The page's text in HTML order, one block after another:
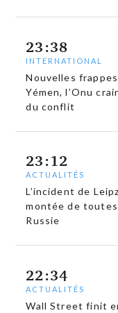
23:38
INTERNATIONAL
Nouvelles
Yémen, l’Onu
du conflit
23:12
ACTUALITÉS
L’incident de
montée de toutes
Russie
22:34
ACTUALITÉS
Wall Street finit